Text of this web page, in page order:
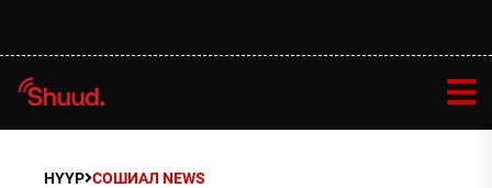
НҮҮР СОШИАЛ NEWS